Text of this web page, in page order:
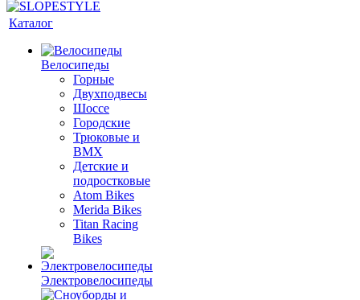
Каталог
Велосипеды
Горные
Двухподвесы
Шоссе
Городские
Трюковые и
BMX
Детские и
подростковые
Atom Bikes
Merida Bikes
Titan Racing
Bikes
Электровелосипеды